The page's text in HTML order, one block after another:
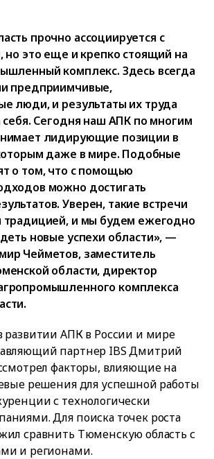
прочно ассоциируется с
но это еще и крепко стоящий на
комплекс. Здесь всегда
предприимчивые,
люди, и результаты их труда
себя. Сегодня наш АПК по многим
лидирующие позиции в
даже в мире. Подобные
о том, что с помощью
можно достигать
Уверен, такие встречи
традицией, и мы будем ежегодно
новые успехи области», —
Чейметов, заместитель
области, директор
комплекса
развитии АПК в России и мире
партнер IBS Дмитрий
факторы, влияющие на
решения для успешной работы
с технологически
Для поиска точек роста
сравнить Тюменскую область с
и регионами.